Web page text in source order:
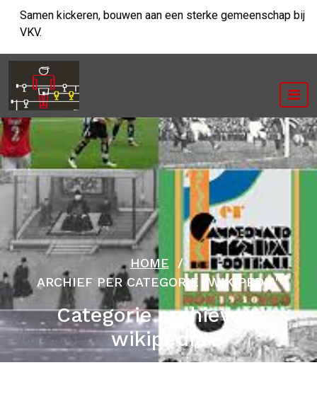
naar
inhoud
Samen kickeren, bouwen aan een sterke gemeenschap bij
VKV.
HOME /
ARCHIEF PER CATEGORIE "WIKIPEDIA"
Categorie archieven:
wikipedia